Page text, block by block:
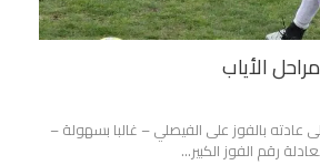
الأياب
بالفوز على الفيصلي – غالبا بسهولة –
رقم الفوز الكبير…